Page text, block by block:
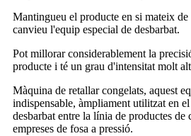
Mantingueu el producte en si mateix de
canvieu l'equip especial de desbarbat.
Pot millorar considerablement la
producte i té un grau d'intensitat molt
Màquina de retallar congelats, aquest
indispensable, àmpliament utilitzat en
desbarbat entre la línia de productes de
empreses de fosa a pressió.